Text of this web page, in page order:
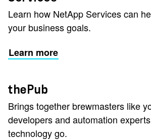
Learn how NetApp Services can
your business goals.
Learn more
thePub
Brings together brewmasters like
developers and automation
technology go.